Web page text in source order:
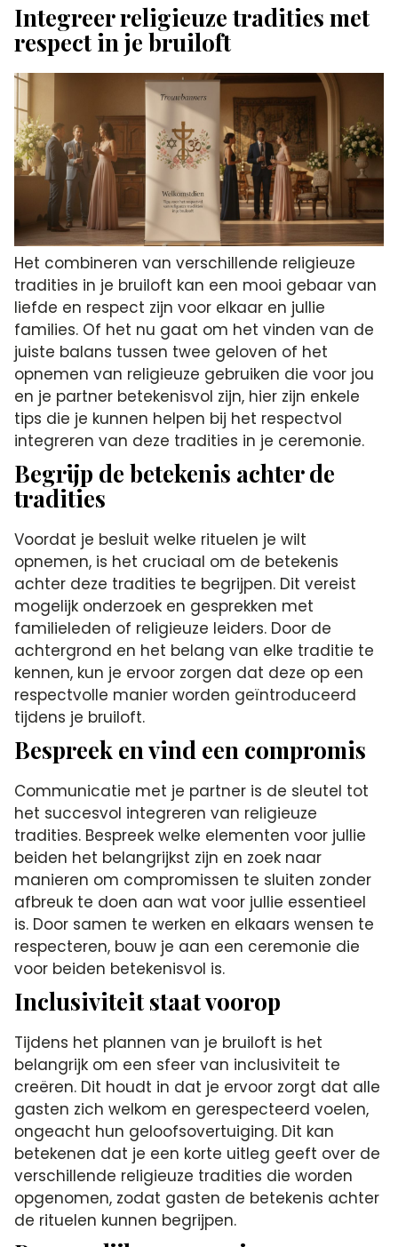
Integreer religieuze tradities met
respect in je bruiloft
Het combineren van verschillende religieuze
tradities in je bruiloft kan een mooi gebaar van
liefde en respect zijn voor elkaar en jullie
families. Of het nu gaat om het vinden van de
juiste balans tussen twee geloven of het
opnemen van religieuze gebruiken die voor jou
en je partner betekenisvol zijn, hier zijn enkele
tips die je kunnen helpen bij het respectvol
integreren van deze tradities in je ceremonie.
Begrijp de betekenis achter de
tradities
Voordat je besluit welke rituelen je wilt
opnemen, is het cruciaal om de betekenis
achter deze tradities te begrijpen. Dit vereist
mogelijk onderzoek en gesprekken met
familieleden of religieuze leiders. Door de
achtergrond en het belang van elke traditie te
kennen, kun je ervoor zorgen dat deze op een
respectvolle manier worden geïntroduceerd
tijdens je bruiloft.
Bespreek en vind een compromis
Communicatie met je partner is de sleutel tot
het succesvol integreren van religieuze
tradities. Bespreek welke elementen voor jullie
beiden het belangrijkst zijn en zoek naar
manieren om compromissen te sluiten zonder
afbreuk te doen aan wat voor jullie essentieel
is. Door samen te werken en elkaars wensen te
respecteren, bouw je aan een ceremonie die
voor beiden betekenisvol is.
Inclusiviteit staat voorop
Tijdens het plannen van je bruiloft is het
belangrijk om een sfeer van inclusiviteit te
creëren. Dit houdt in dat je ervoor zorgt dat alle
gasten zich welkom en gerespecteerd voelen,
ongeacht hun geloofsovertuiging. Dit kan
betekenen dat je een korte uitleg geeft over de
verschillende religieuze tradities die worden
opgenomen, zodat gasten de betekenis achter
de rituelen kunnen begrijpen.